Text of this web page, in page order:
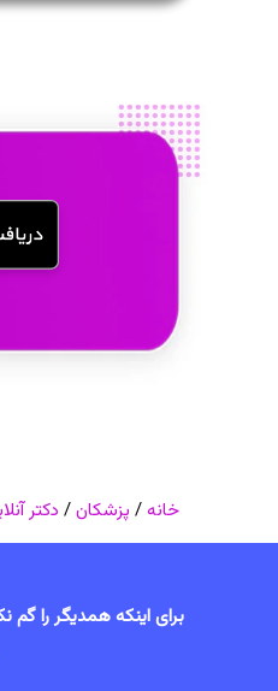
خانه/ پزشکان/ دکتر
برای اینکه همدیگر را گم